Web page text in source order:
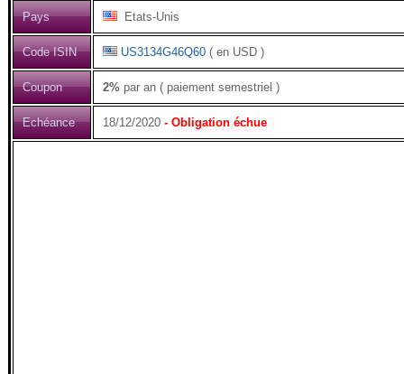
Pays Etats-Unis
Code ISIN US3134G46Q60 ( en USD )
Coupon 2% par an ( paiement semestriel )
Echéance 18/12/2020 - Obligation échue